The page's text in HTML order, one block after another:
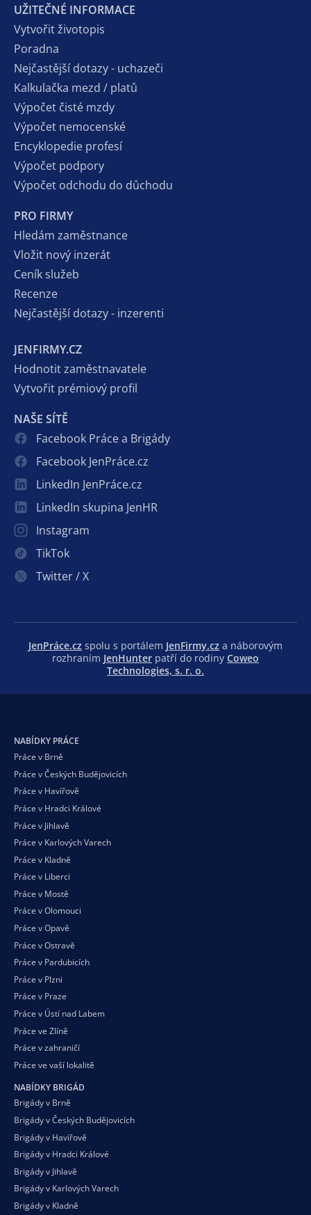
UŽITEČNÉ INFORMACE
Vytvořit životopis
Poradna
Nejčastější dotazy - uchazeči
Kalkulačka mezd / platů
Výpočet čisté mzdy
Výpočet nemocenské
Encyklopedie profesí
Výpočet podpory
Výpočet odchodu do důchodu
PRO FIRMY
Hledám zaměstnance
Vložit nový inzerát
Ceník služeb
Recenze
Nejčastější dotazy - inzerenti
JENFIRMY.CZ
Hodnotit zaměstnavatele
Vytvořit prémiový profil
NAŠE SÍTĚ
Facebook Práce a Brigády
Facebook JenPráce.cz
LinkedIn JenPráce.cz
LinkedIn skupina JenHR
Instagram
TikTok
Twitter / X
JenPráce.cz spolu s portálem JenFirmy.cz a náborovým
rozhraním JenHunter patří do rodiny Coweo
Technologies, s. r. o.
NABÍDKY PRÁCE
Práce v Brně
Práce v Českých Budějovicích
Práce v Havířově
Práce v Hradci Králové
Práce v Jihlavě
Práce v Karlových Varech
Práce v Kladně
Práce v Liberci
Práce v Mostě
Práce v Olomouci
Práce v Opavě
Práce v Ostravě
Práce v Pardubicích
Práce v Plzni
Práce v Praze
Práce v Ústí nad Labem
Práce ve Zlíně
Práce v zahraničí
Práce ve vaší lokalitě
NABÍDKY BRIGÁD
Brigády v Brně
Brigády v Českých Budějovicích
Brigády v Havířově
Brigády v Hradci Králové
Brigády v Jihlavě
Brigády v Karlových Varech
Brigády v Kladně